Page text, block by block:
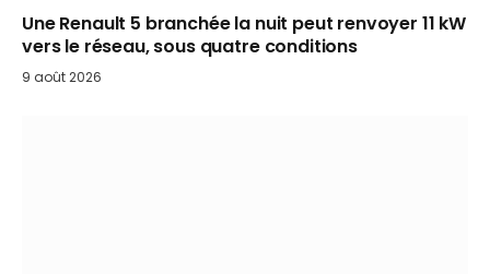
Une Renault 5 branchée la nuit peut renvoyer 11 kW
vers le réseau, sous quatre conditions
9 août 2026